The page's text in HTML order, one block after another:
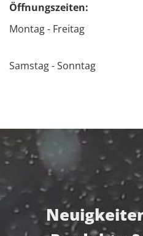
Öff­nungs­zei­ten:
Montag - Freitag
Samstag - Sonntag